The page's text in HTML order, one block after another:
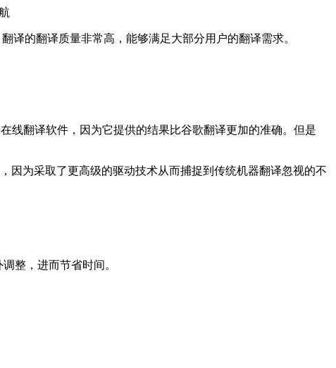
译的翻译质量非常高，能够满足大部分用户的翻译需求。
线翻译软件，因为它提供的结果比谷歌翻译更加的准确。但是
因为采取了更高级的驱动技术从而捕捉到传统机器翻译忽视的不
整，进而节省时间。